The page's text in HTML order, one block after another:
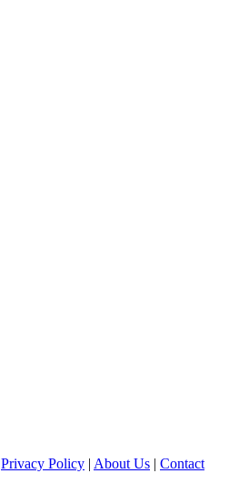
Privacy Policy | About Us | Contact